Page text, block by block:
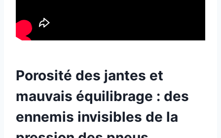
Porosité des jantes et
mauvais équilibrage : des
ennemis invisibles de la